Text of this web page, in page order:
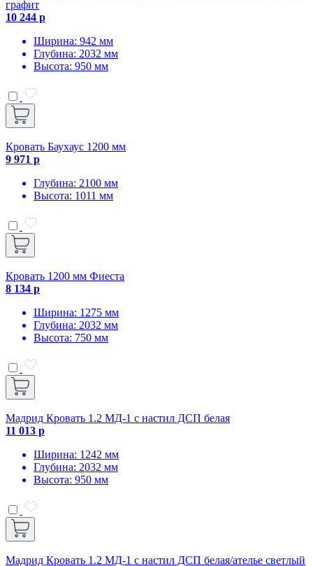
графит
10 244 р
Ширина: 942 мм
Глубина: 2032 мм
Высота: 950 мм
Кровать Баухаус 1200 мм
9 971 р
Глубина: 2100 мм
Высота: 1011 мм
Кровать 1200 мм Фиеста
8 134 р
Ширина: 1275 мм
Глубина: 2032 мм
Высота: 750 мм
Мадрид Кровать 1.2 МД-1 с настил ДСП белая
11 013 р
Ширина: 1242 мм
Глубина: 2032 мм
Высота: 950 мм
Мадрид Кровать 1.2 МД-1 с настил ДСП белая/ателье светлый